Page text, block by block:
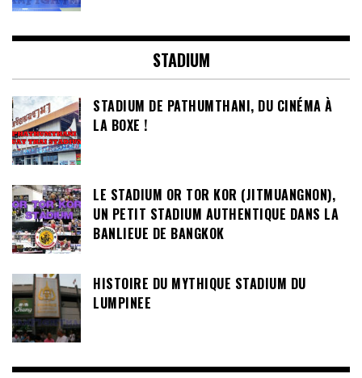
STADIUM
STADIUM DE PATHUMTHANI, DU CINÉMA À
LA BOXE !
LE STADIUM OR TOR KOR (JITMUANGNON),
UN PETIT STADIUM AUTHENTIQUE DANS LA
BANLIEUE DE BANGKOK
HISTOIRE DU MYTHIQUE STADIUM DU
LUMPINEE